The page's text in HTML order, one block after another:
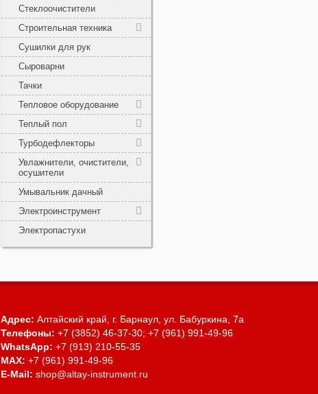
Стеклоочистители
Строительная техника
Сушилки для рук
Сыроварни
Тачки
Тепловое оборудование
Теплый пол
Турбодефлекторы
Увлажнители, очистители,
осушители
Умывальник дачный
Электроинструмент
Электропастухи
Адрес: Алтайский край, г. Барнаул, ул. Бабуркина, 7а
Телефоны: +7 (3852) 46-37-30; +7 (961) 991-49-96
WhatsApp: +7 (913) 210-55-35
MAX: +7 (961) 991-49-96
E-Mail: shop@altay-instrument.ru